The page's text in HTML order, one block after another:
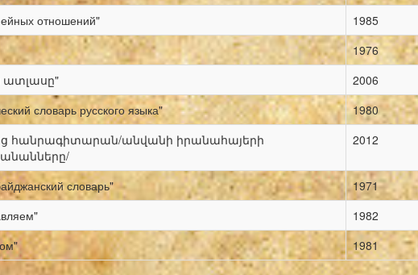
отношений"
1985
1976
ատլասը"
2006
словарь русского языка"
1980
հանրագիտարան/անվանի իրանահայերի
2012
словарь"
1971
1982
1981